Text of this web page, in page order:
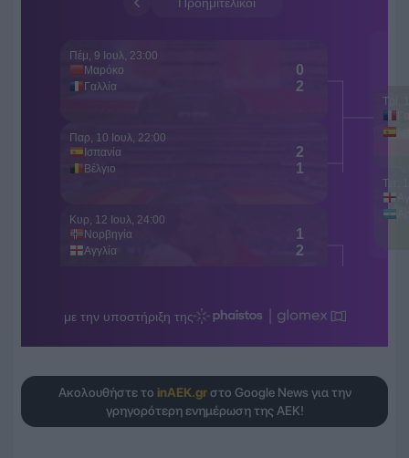
Ακολουθήστε το inAEK.grστο Google News για την
γρηγορότερη ενημέρωση της ΑΕΚ!